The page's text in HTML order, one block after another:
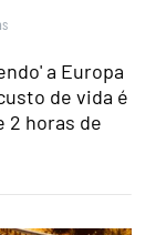
a Europa
de vida é
2 horas de